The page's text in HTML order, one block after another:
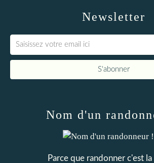
Newsletter
Nom d'un
Parce que randonner c'est la